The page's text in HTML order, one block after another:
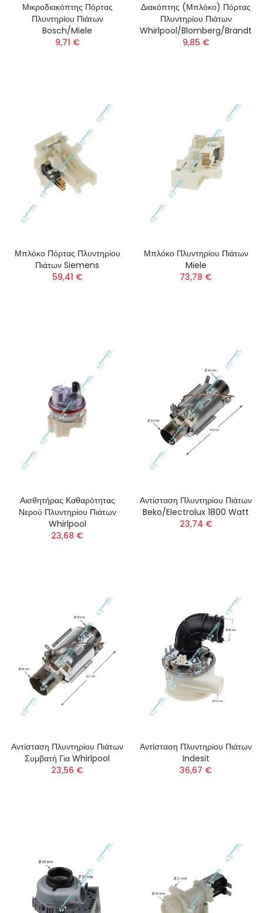
Μικροδιακόπτης Πόρτας
Πλυντηρίου Πιάτων
Bosch/Miele
9,71 €
Διακόπτης (Μπλόκο) Πόρτας
Πλυντηρίου Πιάτων
Whirlpool/Blomberg/Brandt
9,85 €
Μπλόκο Πόρτας Πλυντηρίου
Πιάτων Siemens
59,41 €
Μπλόκο Πλυντηρίου Πιάτων
Miele
73,78 €
Αισθητήρας Καθαρότητας
Νερού Πλυντηρίου Πιάτων
Whirlpool
23,68 €
Αντίσταση Πλυντηρίου Πιάτων
Beko/Electrolux 1800 Watt
23,74 €
Αντίσταση Πλυντηρίου Πιάτων
Συμβατή Για Whirlpool
23,56 €
Αντίσταση Πλυντηρίου Πιάτων
Indesit
36,67 €